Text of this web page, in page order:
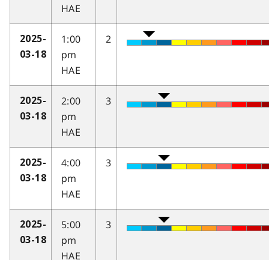
HAE
2025-
03-18
1:00
pm
HAE
2
2025-
03-18
2:00
pm
HAE
3
2025-
03-18
4:00
pm
HAE
3
2025-
03-18
5:00
pm
HAE
3